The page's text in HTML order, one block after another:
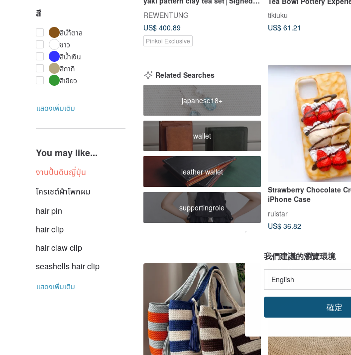
สี
สีนำ้ตาล
ขาว
สีน้ำเงิน
สีกากี
สีเขียว
แสดงเพิ่มเติม
You may like...
งานปั้นดินญี่ปุ่น
โครเชต์ผ้าโพกผม
hair pin
hair clip
hair claw clip
seashells hair clip
แสดงเพิ่มเติม
Stone teapot Chahai tea cup
REWENTUNG
US$ 400.89
Pinkoi Exclusive
Class
tikiuku
US$ 61.21
Related Searches
japanese18+
wallet
leather wallet
supportingrole
Strawberry Chocolate
iPhone Case
ruistar
US$ 36.82
จัดส่งฟรี
我們建議的瀏覽環境
確定